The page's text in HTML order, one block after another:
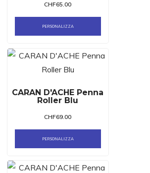
CHF65.00
PERSONALIZZA
CARAN D'ACHE Penna
Roller Blu
CHF69.00
PERSONALIZZA